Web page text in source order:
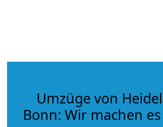
Umzüge von
Bonn: Wir machen